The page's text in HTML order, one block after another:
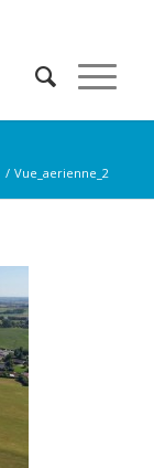
/ Vue_aerienne_2